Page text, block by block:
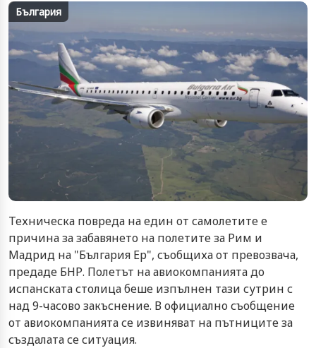
България
Техническа повреда на един от самолетите е
причина за забавянето на полетите за Рим и
Мадрид на "България Ер", съобщиха от превозвача,
предаде БНР. Полетът на авиокомпанията до
испанската столица беше изпълнен тази сутрин с
над 9-часово закъснение. В официално съобщение
от авиокомпанията се извиняват на пътниците за
създалата се ситуация.